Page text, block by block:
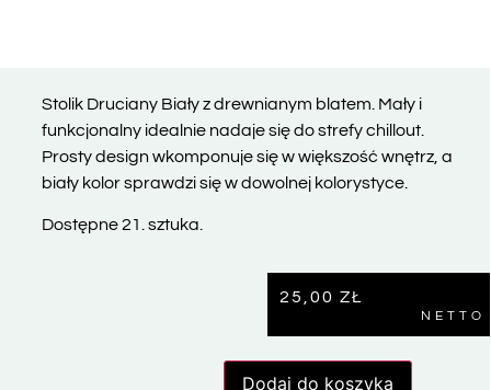
Stolik Druciany Biały z drewnianym blatem. Mały i
funkcjonalny idealnie nadaje się do strefy chillout.
Prosty design wkomponuje się w większość wnętrz, a
biały kolor sprawdzi się w dowolnej kolorystyce.
Dostępne 21. sztuka.
25,00 ZŁ
NETTO
Dodaj do koszyka